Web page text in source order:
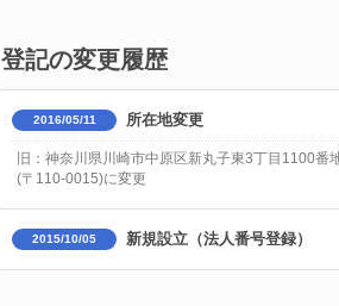
登記の変更履歴
2016/05/11 所在地変更
旧：神奈川県川崎市中原区新丸子東3丁目1100
(〒110-0015)に変更
2015/10/05 新規設立（法人番号登録）